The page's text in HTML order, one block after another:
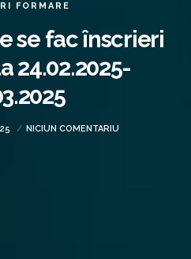
FORMARE
se fac înscrieri
24.02.2025-
NICIUN COMENTARIU